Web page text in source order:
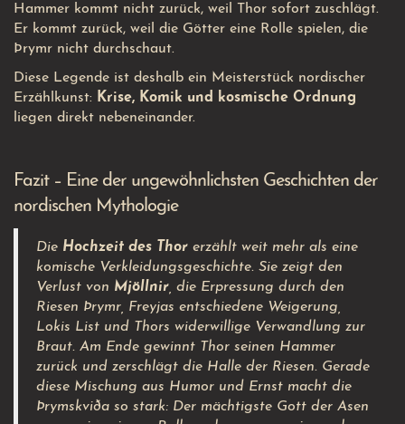
Hammer kommt nicht zurück, weil Thor sofort zuschlägt.
Er kommt zurück, weil die Götter eine Rolle spielen, die
Þrymr nicht durchschaut.
Diese Legende ist deshalb ein Meisterstück nordischer
Erzählkunst: Krise, Komik und kosmische Ordnung
liegen direkt nebeneinander.
Fazit – Eine der ungewöhnlichsten Geschichten der
nordischen Mythologie
Die Hochzeit des Thor erzählt weit mehr als eine
komische Verkleidungsgeschichte. Sie zeigt den
Verlust von Mjöllnir , die Erpressung durch den
Riesen Þrymr, Freyjas entschiedene Weigerung,
Lokis List und Thors widerwillige Verwandlung zur
Braut. Am Ende gewinnt Thor seinen Hammer
zurück und zerschlägt die Halle der Riesen. Gerade
diese Mischung aus Humor und Ernst macht die
Þrymskviða so stark: Der mächtigste Gott der Asen